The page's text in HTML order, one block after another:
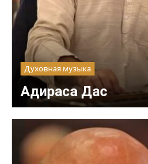
Духовная музыка
Адираса Дас